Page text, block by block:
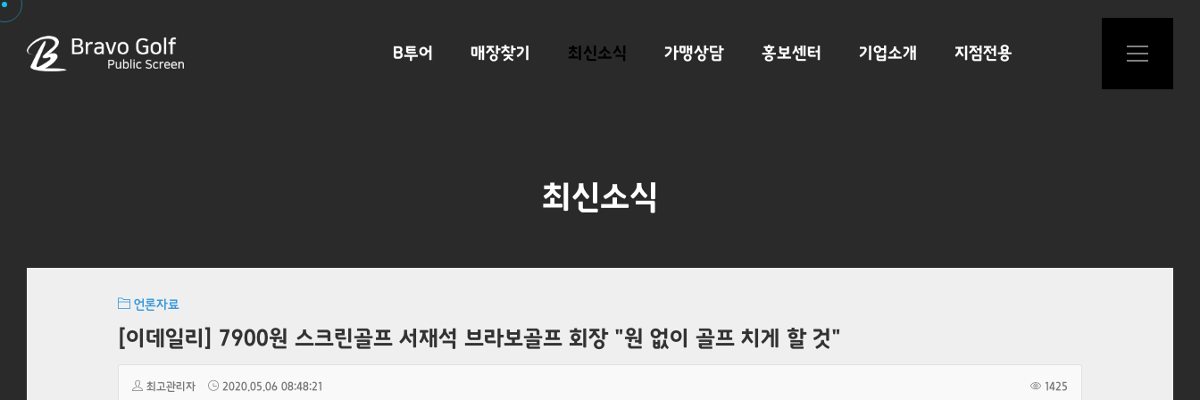
B투어 매장찾기 최신소식 가맹상담 홍보센터 기업소개 지점전용
최신소식
언론자료
[이데일리] 7900원 스크린골프 서재석 브라보골프 회장 "원 없이 골프 치게 할 것"
최고관리자 2020.05.06 08:48:21 1425